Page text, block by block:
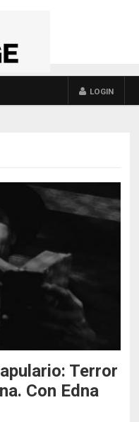
LOGIN
Terror
Con Edna